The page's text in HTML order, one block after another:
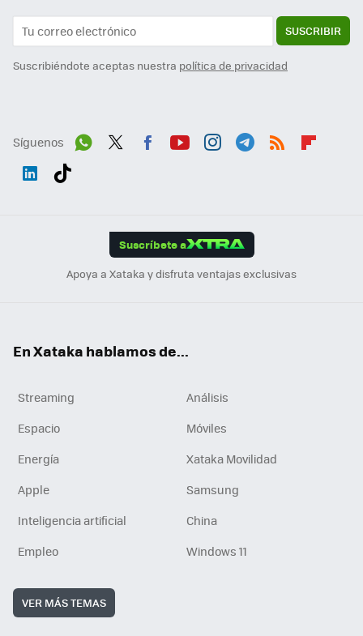
SUSCRIBIR
Suscribiéndote aceptas nuestra política de privacidad
Síguenos
Suscríbete a
Apoya a Xataka y disfruta ventajas exclusivas
En Xataka hablamos de...
Streaming
Análisis
Espacio
Móviles
Energía
Xataka Movilidad
Apple
Samsung
Inteligencia artificial
China
Empleo
Windows 11
VER MÁS TEMAS